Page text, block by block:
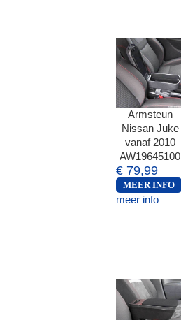
Armsteun
Nissan Juke
vanaf 2010
AW19645100
€ 79,99
MEER INFO
meer info